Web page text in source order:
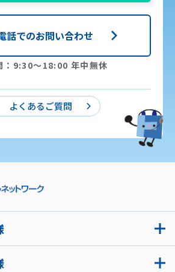
話でのお問い合わせ
：9:30〜18:00 年中無休
よくあるご質問